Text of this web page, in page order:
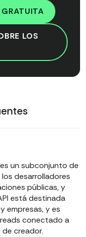
LOS
un subconjunto de
los desarrolladores
públicas, y
está destinada
empresas, y es
conectado a
creador.